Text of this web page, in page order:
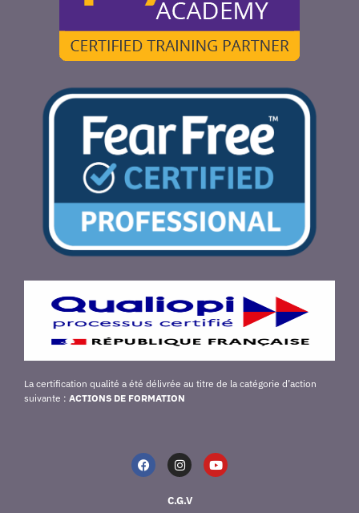
La certification qualité a été délivrée au titre de la catégorie d’action
suivante : ACTIONS DE FORMATION
C.G.V